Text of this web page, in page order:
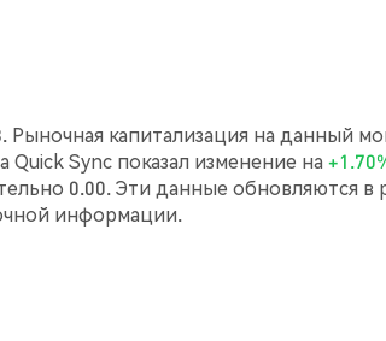
Рыночная капитализация на данный
Quick Sync показал изменение на
0.00. Эти данные обновляются в
информации.